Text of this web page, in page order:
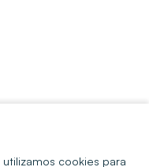
utilizamos cookies para